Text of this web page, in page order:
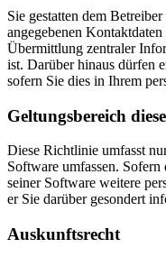
Sie gestatten dem
angegebenen
Übermittlung zentraler
ist. Darüber hinaus dürfen
sofern Sie dies in Ihrem
Geltungsbereich
Diese Richtlinie umfasst
Software umfassen.
seiner Software weitere
er Sie darüber gesondert
Auskunftsrecht